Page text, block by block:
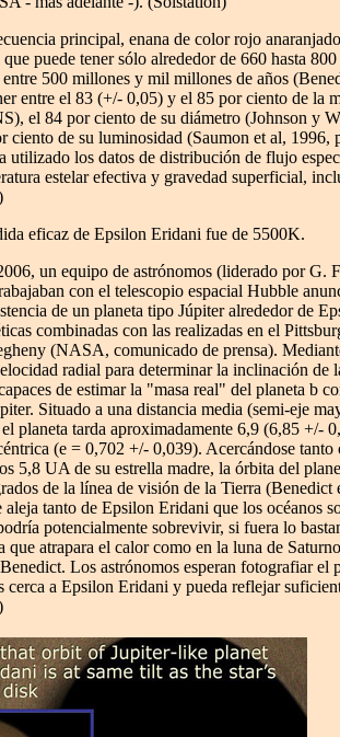
principal, enana de color rojo
puede tener sólo alrededor de 660 hasta
500 millones y mil millones de años
entre el 83 (+/- 0,05) y el 85 por ciento de la
el 84 por ciento de su diámetro (Johnson y
ciento de su luminosidad (Saumon et al, 1996,
utilizado los datos de distribución de flujo
estelar efectiva y gravedad superficial,
eficaz de Epsilon Eridani fue de 5500K.
un equipo de astrónomos (liderado por G.
con el telescopio espacial Hubble
de un planeta tipo Júpiter alrededor de
combinadas con las realizadas en el
(NASA, comunicado de prensa).
radial para determinar la inclinación de
de estimar la "masa real" del planeta b
Situado a una distancia media (semi-eje
planeta tarda aproximadamente 6,9 (6,85 +/-
(e = 0,702 +/- 0,039). Acercándose tanto
5,8 UA de su estrella madre, la órbita del
de la línea de visión de la Tierra
aleja tanto de Epsilon Eridani que los océanos
potencialmente sobrevivir, si fuera lo
que atrapara el calor como en la luna de
Los astrónomos esperan fotografiar el
cerca a Epsilon Eridani y pueda reflejar